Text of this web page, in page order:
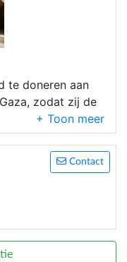
te doneren aan
zodat zij de
door
noodzakelijke
hulp aan
manier om een
levens.
Contact